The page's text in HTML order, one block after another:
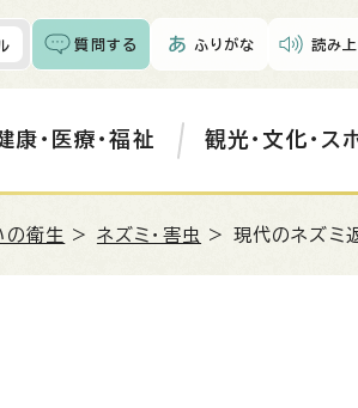
質問する ふりがな 読み
康・医療・福祉 観光・文化・ス
の衛生 > ネズミ・害虫 > 現代のネズミ